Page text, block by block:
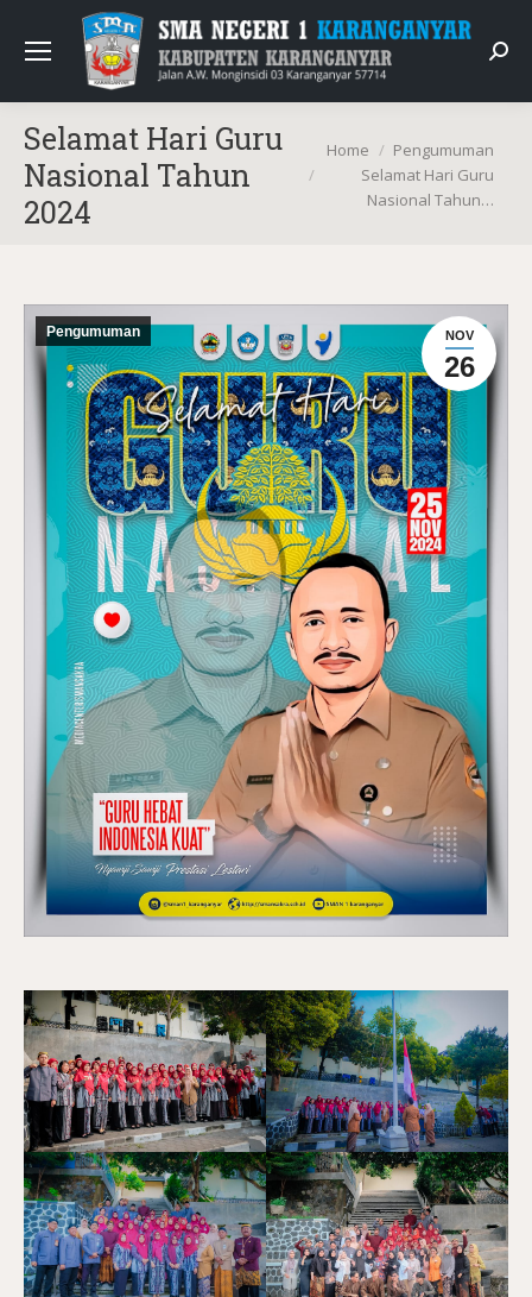
Selamat Hari Guru
Nasional Tahun
2024
You are here:
Home
Pengumuman
Selamat Hari Guru
Nasional Tahun…
NOV
26
Pengumuman